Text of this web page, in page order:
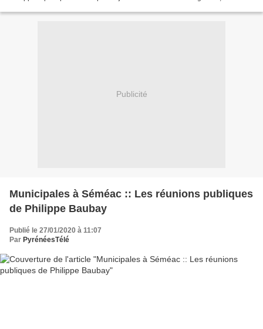
Publicité
Municipales à Séméac :: Les réunions publiques
de Philippe Baubay
Publié le 27/01/2020 à 11:07
Par PyrénéesTélé